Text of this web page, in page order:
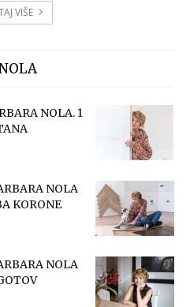
VIŠE
NOLA. 1
NOLA
KORONE
NOLA